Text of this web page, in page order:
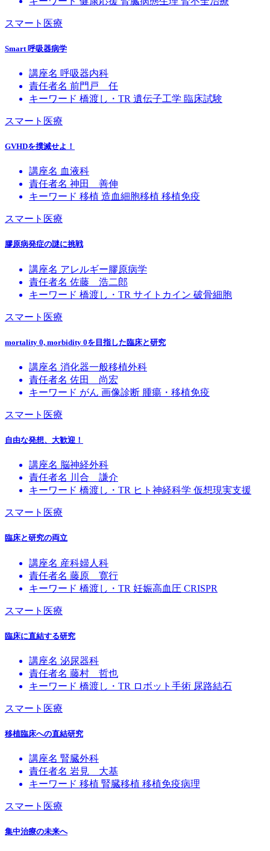
スマート医療
Smart 呼吸器病学
講座名 呼吸器内科
責任者名 前門戸 任
キーワード 橋渡し・TR 遺伝子工学 臨床試験
スマート医療
GVHDを撲滅せよ！
講座名 血液科
責任者名 神田 善伸
キーワード 移植 造血細胞移植 移植免疫
スマート医療
膠原病発症の謎に挑戦
講座名 アレルギー膠原病学
責任者名 佐藤 浩二郎
キーワード 橋渡し・TR サイトカイン 破骨細胞
スマート医療
mortality 0, morbidity 0を目指した臨床と研究
講座名 消化器一般移植外科
責任者名 佐田 尚宏
キーワード がん 画像診断 腫瘍・移植免疫
スマート医療
自由な発想、大歓迎！
講座名 脳神経外科
責任者名 川合 謙介
キーワード 橋渡し・TR ヒト神経科学 仮想現実支援
スマート医療
臨床と研究の両立
講座名 産科婦人科
責任者名 藤原 寛行
キーワード 橋渡し・TR 妊娠高血圧 CRISPR
スマート医療
臨床に直結する研究
講座名 泌尿器科
責任者名 藤村 哲也
キーワード 橋渡し・TR ロボット手術 尿路結石
スマート医療
移植臨床への直結研究
講座名 腎臓外科
責任者名 岩見 大基
キーワード 移植 腎臓移植 移植免疫病理
スマート医療
集中治療の未来へ